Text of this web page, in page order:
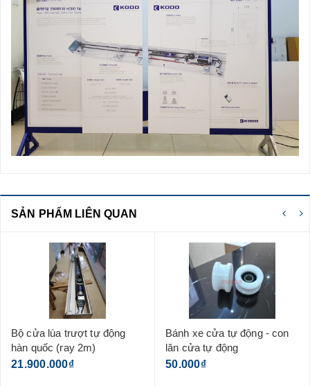
SẢN PHẨM LIÊN QUAN
Bánh xe cửa tự động - con
lăn cửa tự động
50.000₫
Bộ dẫn hướng nền cho cửa
gỗ - cửa nhôm - cửa kính
90.000₫